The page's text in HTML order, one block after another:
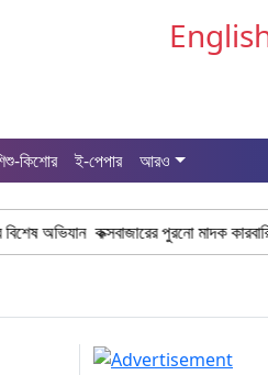
কিশোর ই-পেপার আরও
পুরনো মাদক কারবারি গ্রেফতার